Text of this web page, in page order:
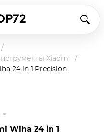
Xiaomi
24 in 1 Precision
Wiha 24 in 1